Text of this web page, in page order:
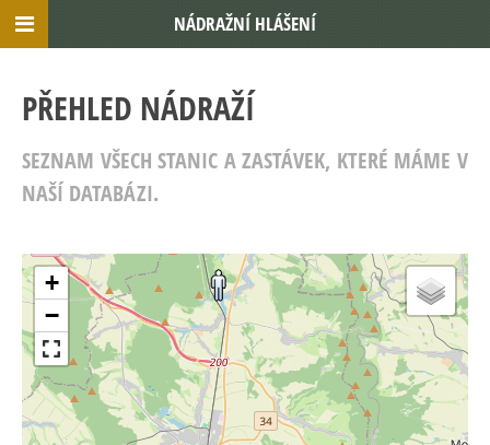
PŘEHLED NÁDRAŽÍ
SEZNAM VŠECH STANIC A ZASTÁVEK, KTERÉ MÁME V
NAŠÍ DATABÁZI.
+
−
NÁDRAŽNÍ HLÁŠENÍ